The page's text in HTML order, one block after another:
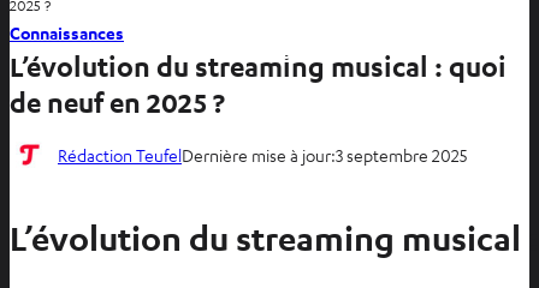
Site BE
2025 ?
Connaissances
L’évolution du streaming musical : quoi
de neuf en 2025 ?
Rédaction TeufelDernière mise à jour:3 septembre 2025
L’évolution du streaming musical